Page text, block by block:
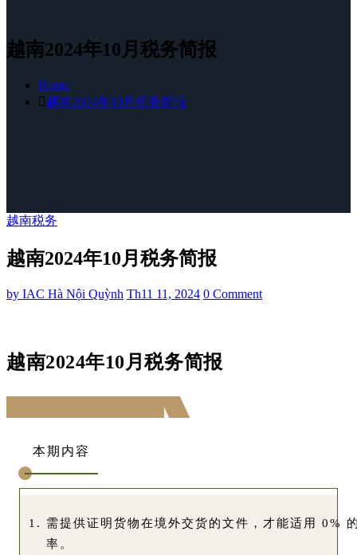
越南2024年10月税务简报
Home
越南2024年10月税务简报
越南税务
越南2024年10月税务简报
by IAC Hà Nội Quỳnh Th11 11, 2024 0 Comment
越南2024年10月税务简报
本期内容
需提供证明货物在境外交货的文件，才能适用 0%
率。